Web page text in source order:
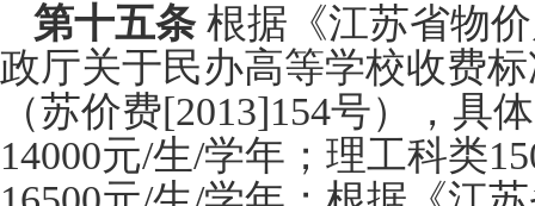
第十五条 根据《江苏省物
政厅关于民办高等学校收费
（苏价费[2013]154号），具
14000元/生/学年；理工科类